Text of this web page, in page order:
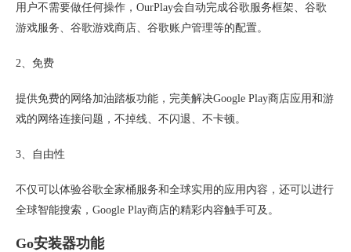
用户不需要做任何操作，OurPlay会自动完成谷歌服务框架、谷歌
游戏服务、谷歌游戏商店、谷歌账户管理等的配置。
2、免费
提供免费的网络加油踏板功能，完美解决Google Play商店应用和游
戏的网络连接问题，不掉线、不闪退、不卡顿。
3、自由性
不仅可以体验谷歌全家桶服务和全球实用的应用内容，还可以进行
全球智能搜索，Google Play商店的精彩内容触手可及。
Go安装器功能